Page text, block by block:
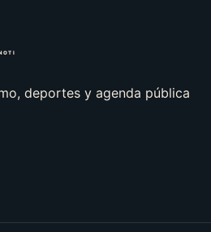
deportes y agenda pública